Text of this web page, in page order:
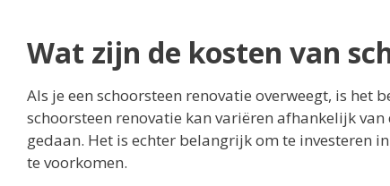
Wat zijn de kosten van
Als je een schoorsteen renovatie overweegt, is het
schoorsteen renovatie kan variëren afhankelijk
gedaan. Het is echter belangrijk om te investeren
te voorkomen.